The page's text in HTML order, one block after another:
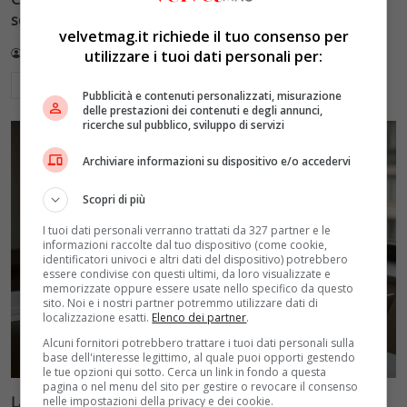
social, quando il dramma diventa show
Redazione VelvetMAG 5 Luglio 2026
La Fenice di Chiara Ferragni: come ha evitato il crollo
velvetmag.it richiede il tuo consenso per
utilizzare i tuoi dati personali per:
Pubblicità e contenuti personalizzati, misurazione
delle prestazioni dei contenuti e degli annunci,
ricerche sul pubblico, sviluppo di servizi
Archiviare informazioni su dispositivo e/o accedervi
Scopri di più
I tuoi dati personali verranno trattati da 327 partner e le
informazioni raccolte dal tuo dispositivo (come cookie,
identificatori univoci e altri dati del dispositivo) potrebbero
essere condivise con questi ultimi, da loro visualizzate e
memorizzate oppure essere usate nello specifico da questo
sito. Noi e i nostri partner potremmo utilizzare dati di
localizzazione esatti. Elenco dei partner.
Alcuni fornitori potrebbero trattare i tuoi dati personali sulla
base dell'interesse legittimo, al quale puoi opporti gestendo
le tue opzioni qui sotto. Cerca un link in fondo a questa
pagina o nel menu del sito per gestire o revocare il consenso
nelle impostazioni della privacy e dei cookie.